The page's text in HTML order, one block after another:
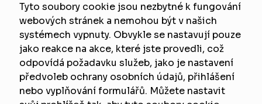
Tyto soubory cookie jsou nezbytné k fungování
webových stránek a nemohou být v našich
systémech vypnuty. Obvykle se nastavují pouze
jako reakce na akce, které jste provedli, což
odpovídá požadavku služeb, jako je nastavení
předvoleb ochrany osobních údajů, přihlášení
nebo vyplňování formulářů. Můžete nastavit